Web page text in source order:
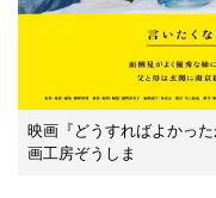
映画『どうすればよかっ
画工房ぞうしま